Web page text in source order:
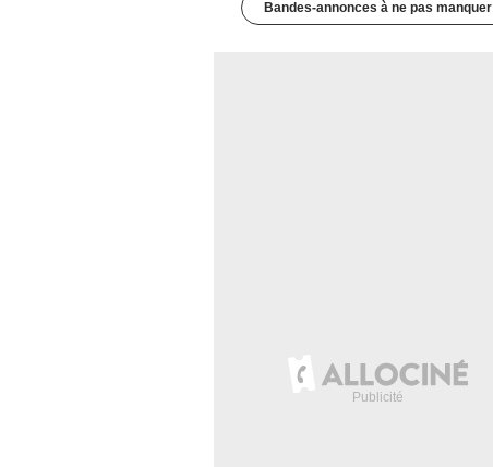
Bandes-annonces à ne pas manquer